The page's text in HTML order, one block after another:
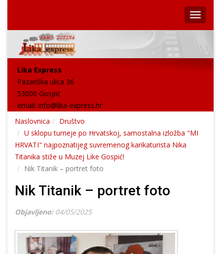
Lika Express
Pazariška ulica 36
53000 Gospić
email: info@lika-express.hr
Naslovnica
Društvo
U sklopu turneje po Hrvatskoj, samostalna izložba "MI
HRVATI" najpoznatijeg suvremenog karikaturista Nika
Titanika stiže u Muzej Like Gospić!
Nik Titanik – portret foto
Nik Titanik – portret foto
Objavljeno: 04/05/2025